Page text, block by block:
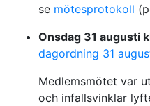
se mötesprotokoll
Onsdag 31 augusti
dagordning 31
Medlemsmötet var
och infallsvinklar